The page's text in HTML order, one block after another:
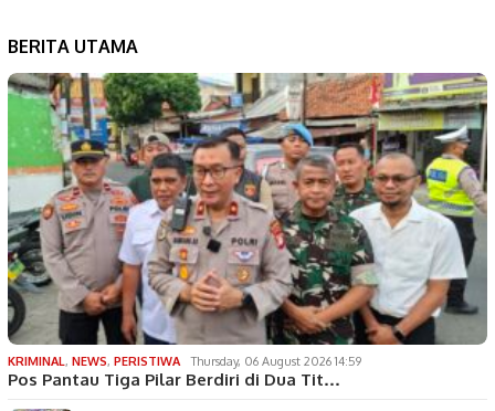
BERITA UTAMA
KRIMINAL, NEWS, PERISTIWA Thursday, 06 August 2026 14:59
Pos Pantau Tiga Pilar Berdiri di Dua Tit…